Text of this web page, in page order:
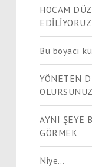
HOCAM
EDİLİYORUZ
Bu boyacı
YÖNETEN
OLURSUNUZ
AYNI ŞEYE
GÖRMEK
Niye…